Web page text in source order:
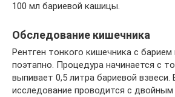
100 мл бариевой кашицы.
Обследование кишечника
Рентген тонкого кишечника с
поэтапно. Процедура начинается с
выпивает 0,5 литра бариевой взвеси.
исследование проводится с двойным